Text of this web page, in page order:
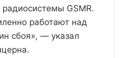
GSMR.
работают над
сбоя», — указал